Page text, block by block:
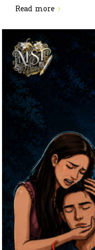
Read more